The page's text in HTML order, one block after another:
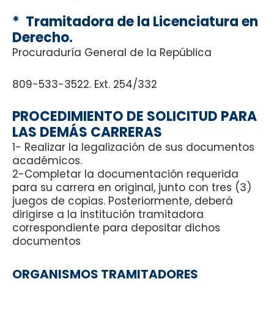
* Tramitadora de la Licenciatura en
Derecho.
Procuraduría General de la República
809-533-3522. Ext. 254/332
PROCEDIMIENTO DE SOLICITUD PARA
LAS DEMÁS CARRERAS
1- Realizar la legalización de sus documentos
académicos.
2-Completar la documentación requerida
para su carrera en original, junto con tres (3)
juegos de copias. Posteriormente, deberá
dirigirse a la institución tramitadora
correspondiente para depositar dichos
documentos
ORGANISMOS TRAMITADORES